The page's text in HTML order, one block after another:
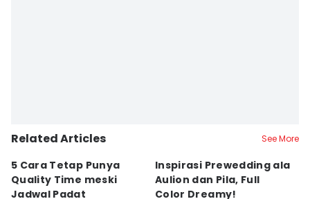
Related Articles See More
5 Cara Tetap Punya
Quality Time meski
Jadwal Padat
Inspirasi Prewedding ala
Aulion dan Pila, Full
Color Dreamy!